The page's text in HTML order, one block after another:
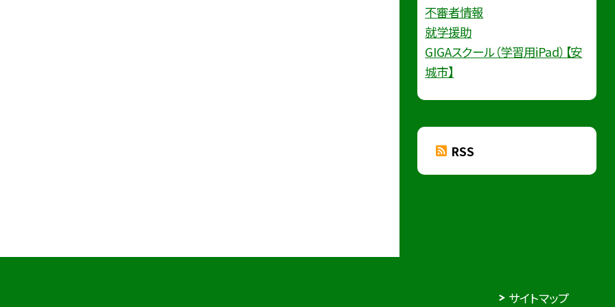
不審者情報
就学援助
GIGAスクール（学習用iPad）【安
城市】
RSS
サイトマップ